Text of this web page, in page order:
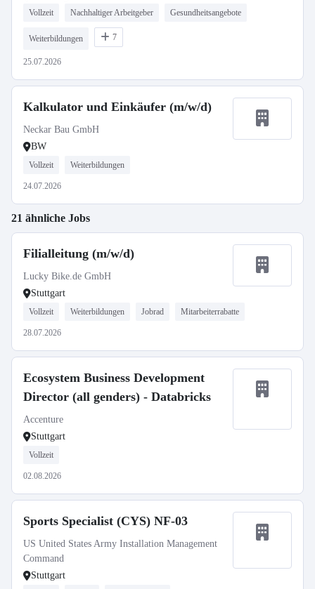
Vollzeit Nachhaltiger Arbeitgeber Gesundheitsangebote
Weiterbildungen 7
25.07.2026
Kalkulator und Einkäufer (m/w/d)
Neckar Bau GmbH
BW
Vollzeit Weiterbildungen
24.07.2026
21 ähnliche Jobs
Filialleitung (m/w/d)
Lucky Bike.de GmbH
Stuttgart
Vollzeit Weiterbildungen Jobrad Mitarbeiterrabatte
28.07.2026
Ecosystem Business Development
Director (all genders) - Databricks
Accenture
Stuttgart
Vollzeit
02.08.2026
Sports Specialist (CYS) NF-03
US United States Army Installation Management
Command
Stuttgart